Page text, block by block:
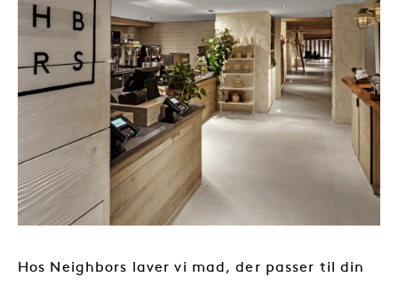
Hos Neighbors laver vi mad, der passer til din